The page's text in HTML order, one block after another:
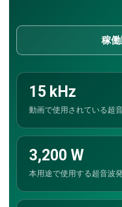
稼
15 kHz
動画で使用されている超
3,200 W
本用途で使用する超音波